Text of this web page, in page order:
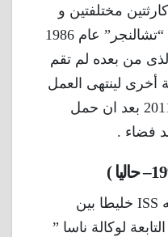
كارثتين مختلفتين و
التى بدأت بانفجار المكوك “تشالنجر” عام 1986
عام 2003 و الذى من بعده لم تقم
أخرى لينتهى العمل
بذلك البرنامج رسميا فى 2011 بعد ان حمل
تعتبر محطة الفضاء الدوليه ISS خليطا بين
لوكالة ناسا ”